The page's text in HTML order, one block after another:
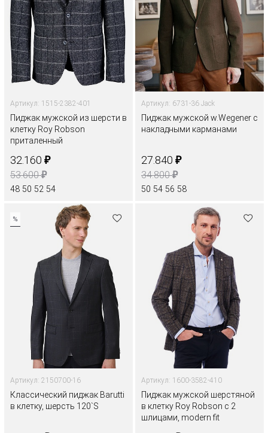
Артикул: 1515-2382-401
Пиджак мужской из шерсти в
клетку Roy Robson
приталенный
32.160 ₽
53.600₽
48 50 52 54
Артикул: 6731-36 Jack
Пиджак мужской w.Wegener с
накладными карманами
27.840 ₽
34.800₽
50 54 56 58
%
Артикул: 2150700-16
Классический пиджак Barutti
в клетку, шерсть 120`S
Артикул: 1600-3582-410
Пиджак мужской шерстяной
в клетку Roy Robson с 2
шлицами, modern fit